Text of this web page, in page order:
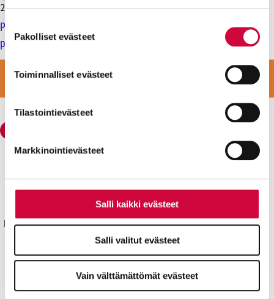
voit määrittää asetuksesi
. Voit muuttaa
parantavia, ja osaa käytetään tilastointi- tai
Suostumuksen
valinta
Pakolliset evästeet
Toiminnalliset evästeet
Tilastointievästeet
Markkinointievästeet
Salli kaikki evästeet
Salli valitut evästeet
Vain välttämättömät evästeet
20.12.2016
Perhepäivähoitajien tutkinnon tulisi soveltua myös
päiväkotityöhön
LIITY VAHVAAN JOUKKOON
Käyntiosoite: Sörnäisten rantatie 23, 00500 Helsinki
Postiosoite: PL 101, 00531 Helsinki
Kyllä joku hoitaa® sekä isokirjainlyhenne JHL® ovat JHL:lle
rekisteröityjä tavaramerkkejä.
Yhteystiedot
Aluetoimistot